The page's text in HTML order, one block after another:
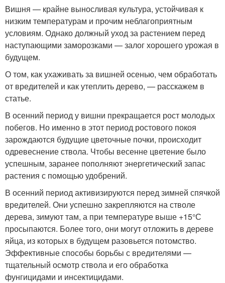
Вишня — крайне выносливая культура, устойчивая к
низким температурам и прочим неблагоприятным
условиям. Однако должный уход за растением перед
наступающими заморозками — залог хорошего урожая в
будущем.
О том, как ухаживать за вишней осенью, чем обработать
от вредителей и как утеплить дерево, — расскажем в
статье.
В осенний период у вишни прекращается рост молодых
побегов. Но именно в этот период ростового покоя
зарождаются будущие цветочные почки, происходит
одревеснение ствола. Чтобы весенне цветение было
успешным, заранее пополняют энергетический запас
растения с помощью удобрений.
В осенний период активизируются перед зимней спячкой
вредителей. Они успешно закрепляются на стволе
дерева, зимуют там, а при температуре выше +15°С
просыпаются. Более того, они могут отложить в дереве
яйца, из которых в будущем разовьется потомство.
Эффективные способы борьбы с вредителями —
тщательный осмотр ствола и его обработка
фунгицидами и инсектицидами.